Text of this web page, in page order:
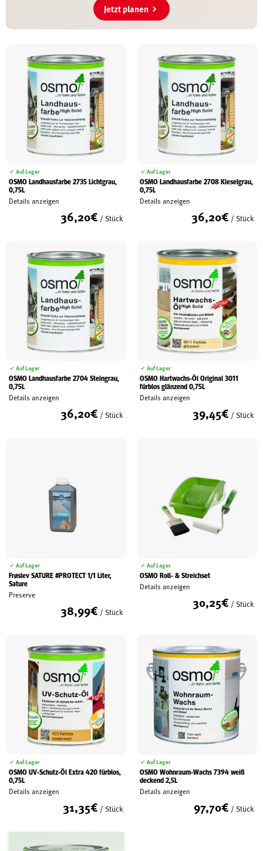
Jetzt planen
Auf Lager
OSMO Landhausfarbe 2735 Lichtgrau,
0,75L
Details anzeigen
36,20€ / Stück
Auf Lager
OSMO Landhausfarbe 2708 Kieselgrau,
0,75L
Details anzeigen
36,20€ / Stück
Auf Lager
OSMO Landhausfarbe 2704 Steingrau,
0,75L
Details anzeigen
36,20€ / Stück
Auf Lager
OSMO Hartwachs-Öl Original 3011
fürblos glänzend 0,75L
Details anzeigen
39,45€ / Stück
Auf Lager
Frøslev SATURE #PROTECT 1/1 Liter,
Sature
Preserve
38,99€ / Stück
Auf Lager
OSMO Roll- & Streichset
Details anzeigen
30,25€ / Stück
Auf Lager
OSMO UV-Schutz-Öl Extra 420 fürblos,
0,75L
Details anzeigen
31,35€ / Stück
Auf Lager
OSMO Wohnraum-Wachs 7394 weiß
deckend 2,5L
Details anzeigen
97,70€ / Stück